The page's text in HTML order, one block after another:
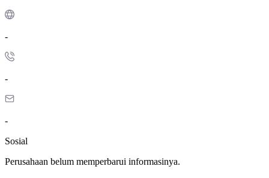
-
-
-
Sosial
Perusahaan belum memperbarui informasinya.